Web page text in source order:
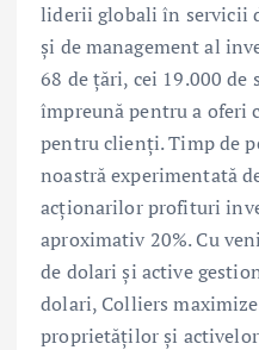
liderii globali în servicii
și de management al
68 de țări, cei 19.000 de
împreună pentru a oferi
pentru clienți. Timp de
noastră experimentată
acționarilor profituri
aproximativ 20%. Cu
de dolari și active
dolari, Colliers
proprietăților și